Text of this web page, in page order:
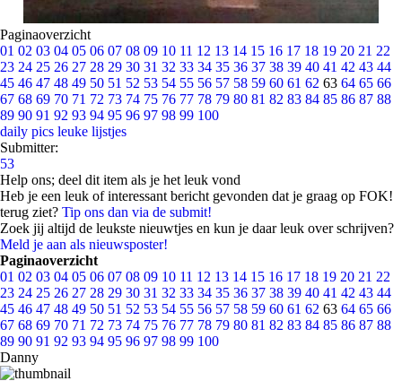
Paginaoverzicht
01 02 03 04 05 06 07 08 09 10 11 12 13 14 15 16 17 18 19 20 21 22
23 24 25 26 27 28 29 30 31 32 33 34 35 36 37 38 39 40 41 42 43 44
45 46 47 48 49 50 51 52 53 54 55 56 57 58 59 60 61 62 63 64 65 66
67 68 69 70 71 72 73 74 75 76 77 78 79 80 81 82 83 84 85 86 87 88
89 90 91 92 93 94 95 96 97 98 99 100
daily pics leuke lijstjes
Submitter:
53
Help ons; deel dit item als je het leuk vond
Heb je een leuk of interessant bericht gevonden dat je graag op FOK!
terug ziet? Tip ons dan via de submit!
Zoek jij altijd de leukste nieuwtjes en kun je daar leuk over schrijven?
Meld je aan als nieuwsposter!
Paginaoverzicht
01 02 03 04 05 06 07 08 09 10 11 12 13 14 15 16 17 18 19 20 21 22
23 24 25 26 27 28 29 30 31 32 33 34 35 36 37 38 39 40 41 42 43 44
45 46 47 48 49 50 51 52 53 54 55 56 57 58 59 60 61 62 63 64 65 66
67 68 69 70 71 72 73 74 75 76 77 78 79 80 81 82 83 84 85 86 87 88
89 90 91 92 93 94 95 96 97 98 99 100
Danny